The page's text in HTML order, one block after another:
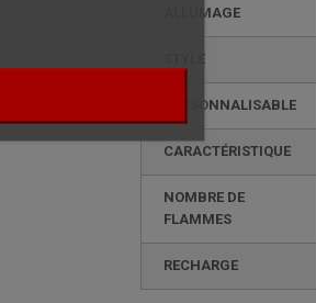
ALLUMAGE
STYLE
PERSONNALISABLE
CARACTÉRISTIQUE
NOMBRE DE
FLAMMES
RECHARGE